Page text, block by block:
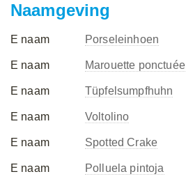
Naamgeving
E naam Porseleinhoen
E naam Marouette ponctuée
E naam Tüpfelsumpfhuhn
E naam Voltolino
E naam Spotted Crake
E naam Polluela pintoja